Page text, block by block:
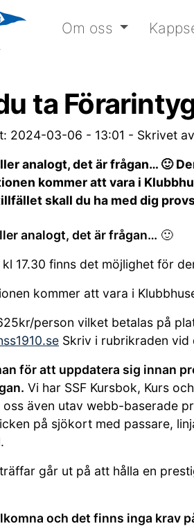
Om oss
ta
2024-03-06 - 13:01 - Skrivet
analogt, det är frågan… 🙂
kommer att vara i
skall du ha med dig
analogt, det är frågan… 🙂
17.30 finns det möjlighet för
kommer att vara i
person vilket betalas på
Skriv i rubrikraden vid
för att uppdatera sig innan
Vi har SSF Kursbok, Kurs
oss även utav webb-baserade
på sjökort med passare,
går ut på att hålla en
och det finns inga krav